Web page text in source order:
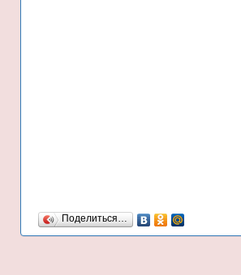
Поделиться…